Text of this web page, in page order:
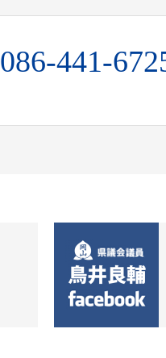
086-441-